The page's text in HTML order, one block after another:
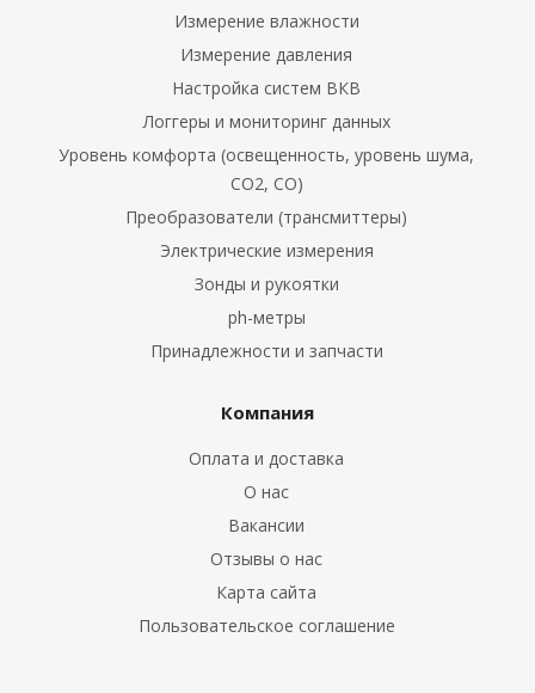
Измерение влажности
Измерение давления
Настройка систем ВКВ
Логгеры и мониторинг данных
Уровень комфорта (освещенность, уровень шума,
CO2, CO)
Преобразователи (трансмиттеры)
Электрические измерения
Зонды и рукоятки
ph-метры
Принадлежности и запчасти
Компания
Оплата и доставка
О нас
Вакансии
Отзывы о нас
Карта сайта
Пользовательское соглашение